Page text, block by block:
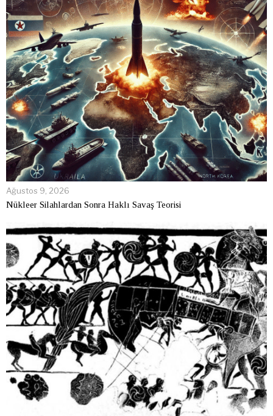
Ağustos 9, 2026
Nükleer Silahlardan Sonra Haklı Savaş Teorisi